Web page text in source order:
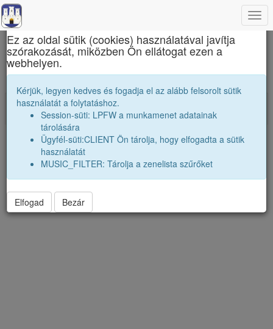
Erdélyi liceumok gimnáziumok kollégiumok
Emlékeik képekben
Impresszum
Adatvédelmi nyilatkozat Vers:2026.06.23
×
Ez az oldal sütik (cookies) használatával javítja
szórakozását, miközben Ön ellátogat ezen a
webhelyen.
Kérjük, legyen kedves és fogadja el az alább felsorolt sütik
használatát a folytatáshoz.
Session-süti: LPFW a munkamenet adatainak
tárolására
Ügyfél-süti:CLIENT Ön tárolja, hogy elfogadta a sütik
használatát
MUSIC_FILTER: Tárolja a zenelista szűrőket
Elfogad Bezár